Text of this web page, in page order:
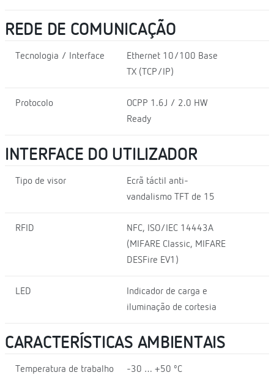
REDE DE COMUNICAÇÃO
Tecnologia / Interface
Ethernet 10/100 Base
TX (TCP/IP)
Protocolo
OCPP 1.6J / 2.0 HW
Ready
INTERFACE DO UTILIZADOR
Tipo de visor
Ecrã táctil anti-
vandalismo TFT de 15
RFID
NFC, ISO/IEC 14443A
(MIFARE Classic, MIFARE
DESFire EV1)
LED
Indicador de carga e
iluminação de cortesia
CARACTERÍSTICAS AMBIENTAIS
Temperatura de trabalho -30 … +50 ºC